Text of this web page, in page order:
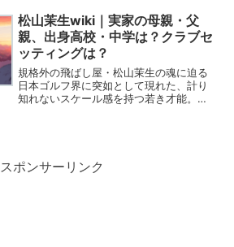
という激動の時代を駆け抜け、2026年に
70歳を迎えてなお、...
松山茉生wiki｜実家の母親・父
親、出身高校・中学は？クラブセ
ッティングは？
規格外の飛ばし屋・松山茉生の魂に迫る
日本ゴルフ界に突如として現れた、計り
知れないスケール感を持つ若き才能。松
スポンサーリンク